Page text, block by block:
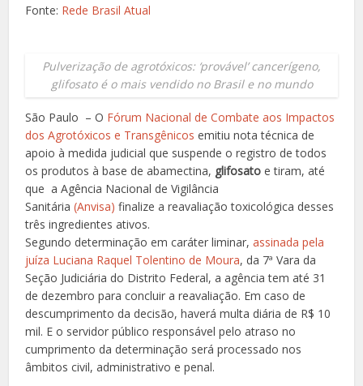
Fonte: Rede Brasil Atual
Pulverização de agrotóxicos: ‘provável’ cancerígeno,
glifosato é o mais vendido no Brasil e no mundo
São Paulo – O Fórum Nacional de Combate aos Impactos
dos Agrotóxicos e Transgênicos emitiu nota técnica de
apoio à medida judicial que suspende o registro de todos
os produtos à base de abamectina, glifosato e tiram, até
que a Agência Nacional de Vigilância
Sanitária(Anvisa) finalize a reavaliação toxicológica desses
três ingredientes ativos.
Segundo determinação em caráter liminar,assinada pela
juíza Luciana Raquel Tolentino de Moura, da 7ª Vara da
Seção Judiciária do Distrito Federal, a agência tem até 31
de dezembro para concluir a reavaliação. Em caso de
descumprimento da decisão, haverá multa diária de R$ 10
mil. E o servidor público responsável pelo atraso no
cumprimento da determinação será processado nos
âmbitos civil, administrativo e penal.